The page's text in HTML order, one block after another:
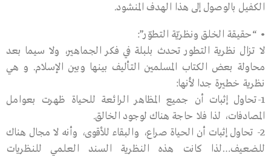
الكفيل بالوصول إلى هذا الهدف المنشود.
• “حقيقة الخلق ونظريّة التطوّر”:
لا تزال نظرية التطور تحدث بلبلة في فكر الجماهير، ولا سيما بعد
محاولة بعض الكتاب المسلمين التأليف بينها وبين الإسلام. و هي
نظرية خطيرة جدا لأنها:
1-تحاول إثبات أن جميع المظاهر الرائعة للحياة ظهرت بعوامل
المصادفات، لذا فلا حاجة هناك لوجود الخالق.
2- تحاول إثبات أن الحياة صراع، والبقاء للأقوى، وأنه لا مجال هناك
للضعيف…لذا كانت هذه النظرية السند العلمي للنظريات